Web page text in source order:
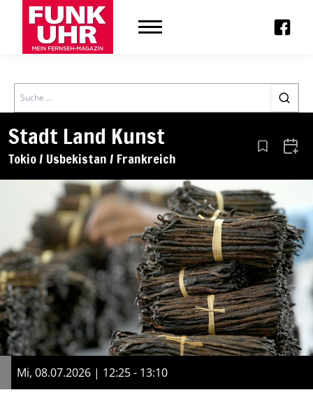
Search
Stadt Land Kunst
Tokio / Usbekistan / Frankreich Aus den
Mi, 08.07.2026 | 12:25 - 13:10